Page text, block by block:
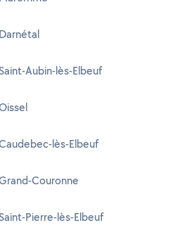
Aubin-lès-Elbeuf
lès-Elbeuf
Couronne
Pierre-lès-Elbeuf